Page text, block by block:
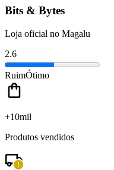
Bits & Bytes
Loja oficial no Magalu
2.6
RuimÓtimo
+10mil
Produtos vendidos